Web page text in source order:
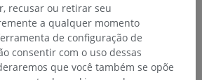
sugerir uma correção, tradução ou
Relatar um problema
recusar ou retirar seu
a qualquer momento
de configuração de
consentir com o uso dessas
que você também se opõe